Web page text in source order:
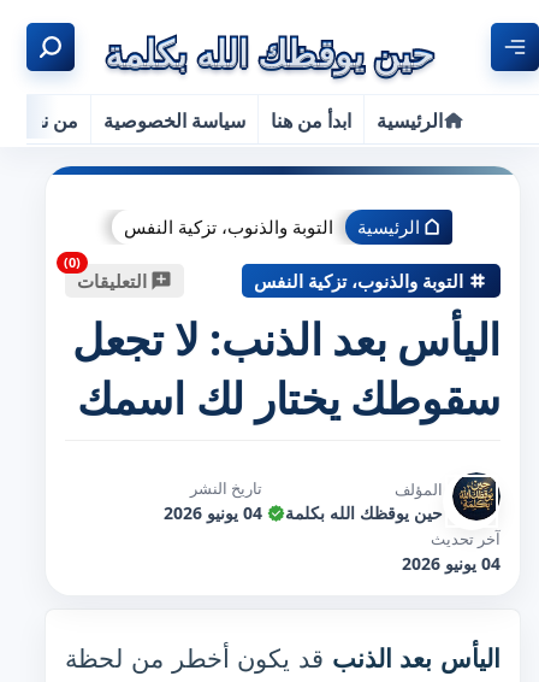
الرئيسية ابدأ من هنا سياسة الخصوصية من نحن
الرئيسية التوبة والذنوب، تزكية النفس
التوبة والذنوب، تزكية النفس التعليقات
اليأس بعد الذنب: لا تجعل
سقوطك يختار لك اسمك
المؤلف
حين يوقظك الله بكلمة
تاريخ النشر
04 يونيو 2026
آخر تحديث
04 يونيو 2026
اليأس بعد الذنب قد يكون أخطر من لحظة